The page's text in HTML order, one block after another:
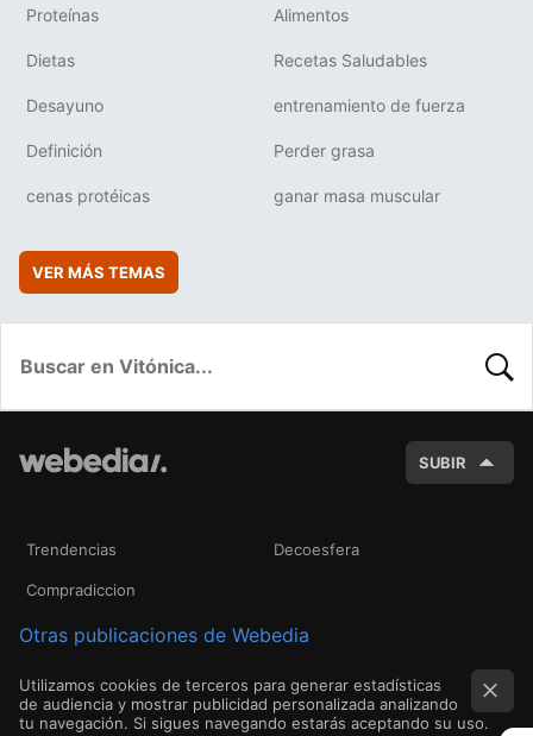
Proteínas Alimentos
Dietas Recetas Saludables
Desayuno entrenamiento de fuerza
Definición Perder grasa
cenas protéicas ganar masa muscular
VER MÁS TEMAS
SUBIR
Trendencias Decoesfera
Compradiccion
Otras publicaciones de Webedia
Utilizamos cookies de terceros para generar estadísticas
de audiencia y mostrar publicidad personalizada analizando
tu navegación. Si sigues navegando estarás aceptando su uso.